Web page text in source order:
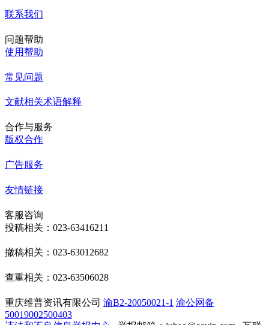
联系我们
问题帮助
使用帮助
常见问题
文献相关术语解释
合作与服务
版权合作
广告服务
友情链接
客服咨询
投稿相关：023-63416211
撤稿相关：023-63012682
查重相关：023-63506028
重庆维普资讯有限公司 渝B2-20050021-1 渝公网备
50019002500403